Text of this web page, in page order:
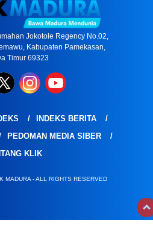
Jokotole Regency No.02,
Kabupaten Pamekasan,
Timur 69323
INDEKS BERITA
PEDOMAN MEDIA SIBER
KLIK
MADURA - ALL RIGHTS RESERVED